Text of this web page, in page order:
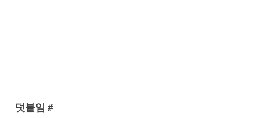
덧붙임 #